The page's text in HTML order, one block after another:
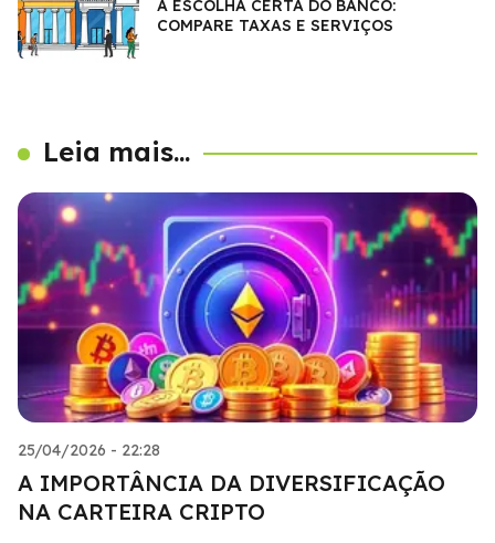
A ESCOLHA CERTA DO BANCO:
COMPARE TAXAS E SERVIÇOS
Leia mais...
25/04/2026 - 22:28
A IMPORTÂNCIA DA DIVERSIFICAÇÃO
NA CARTEIRA CRIPTO